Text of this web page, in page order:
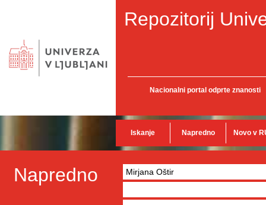
Repozitorij
Nacionalni portal odprte znanosti
Iskanje Napredno Novo v
Napredno